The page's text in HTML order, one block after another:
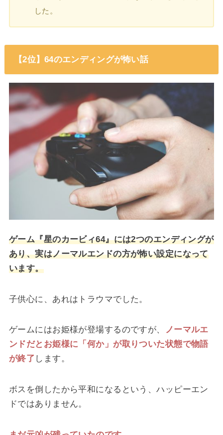
した。
【2位】64のエンディングが怖い話
ゲーム『星のカービィ64』には2つのエンディングが
あり、実はノーマルエンドの方が怖い設定になって
います。
子供心に、あれはトラウマでした。
ゲームにはお姫様が登場するのですが、
ノーマルエ
ンドだとお姫様に「何か」が取りついた状態で物語
が終了 します。
ボスを倒したから平和になるという、ハッピーエン
ドではありません。